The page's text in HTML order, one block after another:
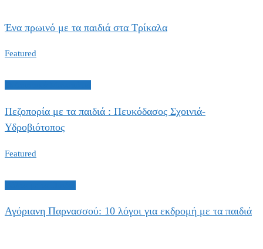
Ένα πρωινό με τα παιδιά στα Τρίκαλα
Featured
Πεζοπορία με τα παιδιά : Πευκόδασος Σχοινιά-
Υδροβιότοπος
Featured
Αγόριανη Παρνασσού: 10 λόγοι για εκδρομή με τα παιδιά